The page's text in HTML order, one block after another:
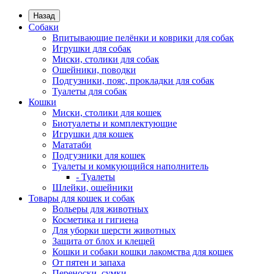
Назад
Собаки
Впитывающие пелёнки и коврики для собак
Игрушки для собак
Миски, столики для собак
Ошейники, поводки
Подгузники, пояс, прокладки для собак
Туалеты для собак
Кошки
Миски, столики для кошек
Биотуалеты и комплектующие
Игрушки для кошек
Мататаби
Подгузники для кошек
Туалеты и комкующийся наполнитель
- Туалеты
Шлейки, ошейники
Товары для кошек и собак
Вольеры для животных
Косметика и гигиена
Для уборки шерсти животных
Защита от блох и клещей
Кошки и собаки кошки лакомства для кошек
От пятен и запаха